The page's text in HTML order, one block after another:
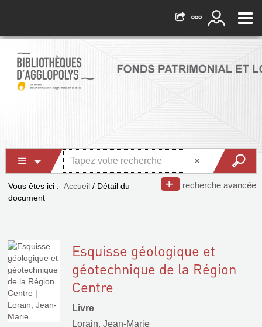
recherche avancée
Vous êtes ici : Accueil / Détail du
document
Esquisse géologique et
géotechnique de la Région
Centre
Livre
Lorain, Jean-Marie